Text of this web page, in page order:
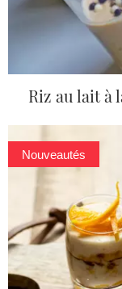
Riz au lait à
Nouveautés